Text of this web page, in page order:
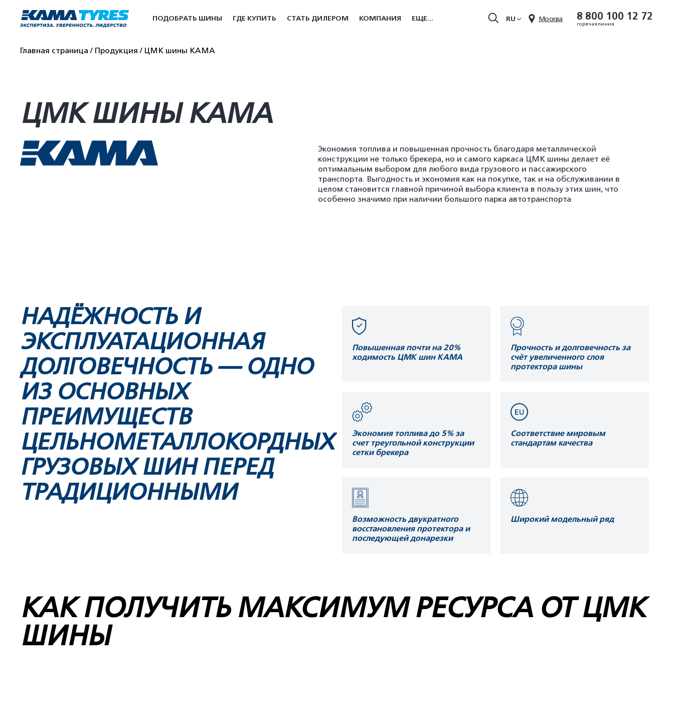
8 800 100 12 72
горячая линия
Москва
RU
ПОДОБРАТЬ ШИНЫ ГДЕ КУПИТЬ СТАТЬ ДИЛЕРОМ КОМПАНИЯ ЕЩЕ...
Главная страница Продукция ЦМК шины КАМА
ЦМК ШИНЫ КАМА
Экономия топлива и повышенная прочность благодаря металлической
конструкции не только брекера, но и самого каркаса ЦМК шины делает её
оптимальным выбором для любого вида грузового и пассажирского
транспорта. Выгодность и экономия как на покупке, так и на обслуживании в
целом становится главной причиной выбора клиента в пользу этих шин, что
особенно значимо при наличии большого парка автотранспорта
НАДЁЖНОСТЬ И
ЭКСПЛУАТАЦИОННАЯ
ДОЛГОВЕЧНОСТЬ — ОДНО
ИЗ ОСНОВНЫХ
ПРЕИМУЩЕСТВ
ЦЕЛЬНОМЕТАЛЛОКОРДНЫХ
ГРУЗОВЫХ ШИН ПЕРЕД
ТРАДИЦИОННЫМИ
Повышенная почти на 20%
ходимость ЦМК шин КАМА
Прочность и долговечность за
счёт увеличенного слоя
протектора шины
Экономия топлива до 5% за
счет треугольной конструкции
сетки брекера
Соответствие мировым
стандартам качества
Возможность двукратного
восстановления протектора и
последующей донарезки
Широкий модельный ряд
КАК ПОЛУЧИТЬ МАКСИМУМ РЕСУРСА ОТ ЦМК
ШИНЫ